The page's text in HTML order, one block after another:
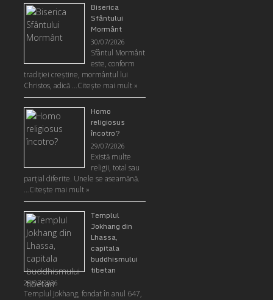
Biserica
Sfântului
Mormânt
30/07/2026
Sfântul Mormânt
este, conform
tradiţiei creştine, mormântul lui
Christos, adică …Citeşte mai mult »
Homo
religiosus
încotro?
29/07/2026
Există multe
religii, total sau
parţial diferite. Unele se aseamănă.
…Citeşte mai mult »
Templul
Jokhang din
Lhassa,
capitala
buddhismului
tibetan
28/07/2026
Templul Jokhang, fondat în anul 647,